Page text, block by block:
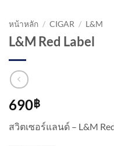
หน้าหลัก / CIGAR / L&M
L&M Red Label
690฿
สวิตเซอร์แลนด์ – L&M